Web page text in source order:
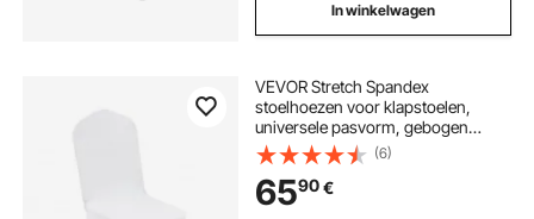
In winkelwagen
VEVOR Stretch Spandex
stoelhoezen voor klapstoelen,
universele pasvorm, gebogen
voorkant, afneembare en wasbare
hoezen, voor bruiloften, banketten,
feesten, vieringen en diners (50
stuks, wit)
(6)
6590€